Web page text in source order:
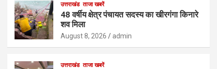
उत्तराखंड ताजा खबरें
48 वर्षीय क्षेत्र पंचायत सदस्य का खीरगंगा किनारे
शव मिला
August 8, 2026 admin
उत्तराखंड ताजा खबरें